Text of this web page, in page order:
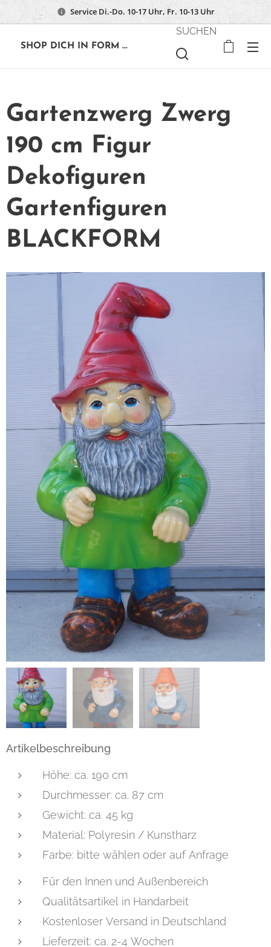
Service Di.-Do. 10-17 Uhr, Fr. 10-13 Uhr
SHOP DICH IN FORM ...
SUCHEN
Gartenzwerg Zwerg
190 cm Figur
Dekofiguren
Gartenfiguren
BLACKFORM
Artikelbeschreibung
Höhe: ca. 190 cm
Durchmesser: ca. 87 cm
Gewicht: ca. 45 kg
Material: Polyresin / Kunstharz
Farbe: bitte wählen oder auf Anfrage
Für den Innen und Außenbereich
Qualitätsartikel in Handarbeit
Kostenloser Versand in Deutschland
Lieferzeit: ca. 2-4 Wochen